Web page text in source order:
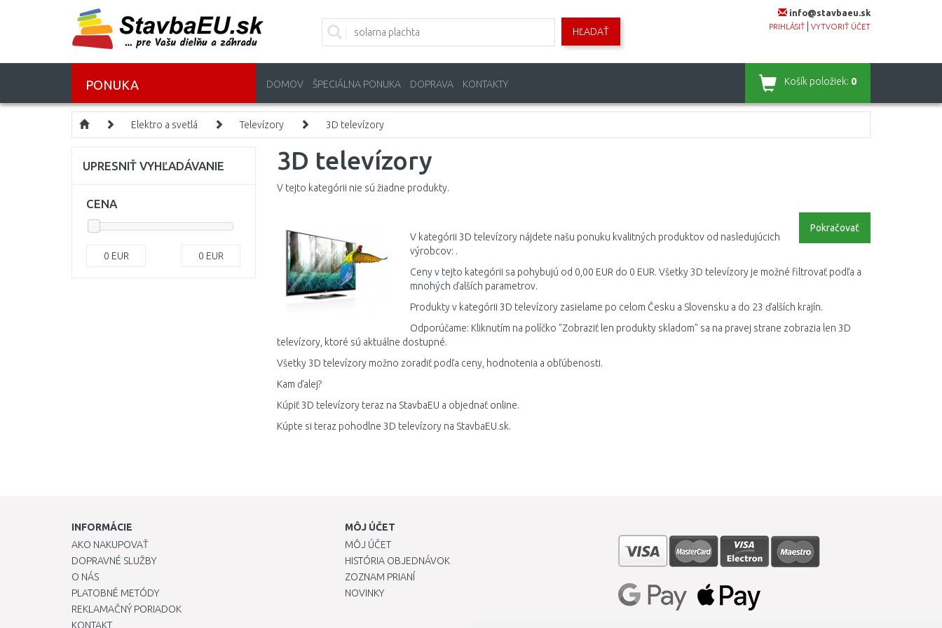
info@stavbaeu.sk
PRIHLÁSIŤ VYTVORIŤ ÚČET
HĽADAŤ
PONUKA DOMOV ŠPECIÁLNA PONUKA DOPRAVA KONTAKTY Košík položiek: 0
Elektro a svetlá Televízory 3D televízory
3D televízory
V tejto kategórii nie sú žiadne produkty.
Pokračovať
V kategórii 3D televízory nájdete našu ponuku kvalitných produktov od nasledujúcich
výrobcov: .
Ceny v tejto kategórii sa pohybujú od 0,00 EUR do 0 EUR. Všetky 3D televízory je možné filtrovať podľa a
mnohých ďalších parametrov.
Produkty v kategórii 3D televízory zasielame po celom Česku a Slovensku a do 23 ďalších krajín.
Odporúčame: Kliknutím na políčko "Zobraziť len produkty skladom" sa na pravej strane zobrazia len 3D
televízory, ktoré sú aktuálne dostupné.
Všetky 3D televízory možno zoradiť podľa ceny, hodnotenia a obľúbenosti.
Kam ďalej?
Kúpiť 3D televízory teraz na StavbaEU a objednať online.
Kúpte si teraz pohodlne 3D televízory na StavbaEU.sk.
UPRESNIŤ VYHĽADÁVANIE
CENA
0 EUR 0 EUR
INFORMÁCIE
AKO NAKUPOVAŤ
DOPRAVNÉ SLUŽBY
O NÁS
PLATOBNÉ METÓDY
REKLAMAČNÝ PORIADOK
KONTAKT
MÔJ ÚČET
MÔJ ÚČET
HISTÓRIA OBJEDNÁVOK
ZOZNAM PRIANÍ
NOVINKY